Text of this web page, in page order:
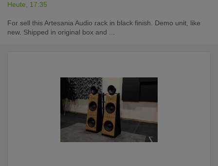
Heute, 17:35
For sell this Artesania Audio rack in black finish. Demo unit, like
new. Shipped in original box and ...